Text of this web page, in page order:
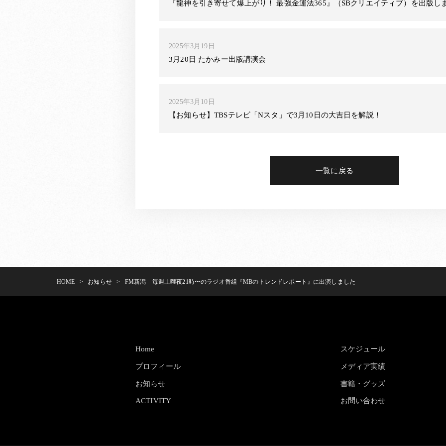
『龍神を引き寄せて爆上がり！ 最強金運法365』（SBクリエイティブ）を出版し
2025年3月19日
3月20日 たかみー出版講演会
2025年3月10日
【お知らせ】TBSテレビ「Nスタ」で3月10日の大吉日を解説！
一覧に戻る
HOME > お知らせ> FM新潟 毎週土曜夜21時〜のラジオ番組『MBのトレンドレポート』に出演しました
Home
プロフィール
お知らせ
ACTIVITY
スケジュール
メディア実績
書籍・グッズ
お問い合わせ